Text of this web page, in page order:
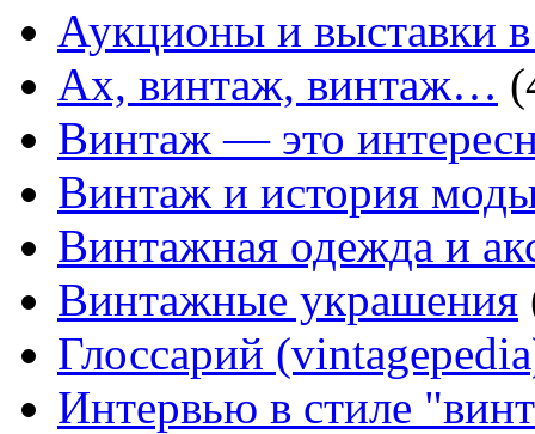
Аукционы и выставки
Ах, винтаж, винтаж…
Винтаж — это
Винтаж и история
Винтажная одежда и
Винтажные украшения
Глоссарий
Интервью в стиле